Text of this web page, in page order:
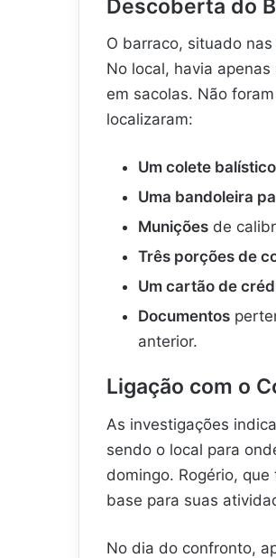
Descoberta do
O barraco, situado
No local, havia
em sacolas. Não
localizaram:
Um colete balístico
Uma bandoleira
Munições de
Três porções de
Um cartão de
Documentos
anterior.
Ligação com o
As investigações
sendo o local para
domingo. Rogério,
base para suas
No dia do confronto,